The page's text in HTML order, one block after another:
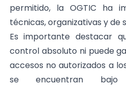
permitido, la OGTIC ha
técnicas, organizativas y de
Es importante destacar
control absoluto ni puede
accesos no autorizados a
se encuentran bajo